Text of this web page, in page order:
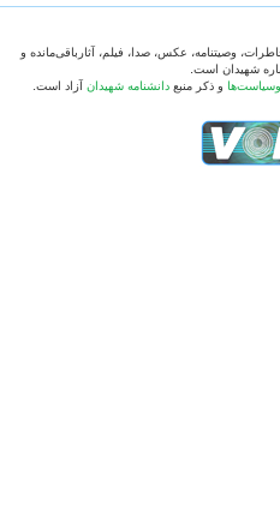
وصیتنامه، عکس، صدا، فیلم، آثارباقی‌مانده و
شهیدان است.
و ذکر منبع دانشنامه شهیدان آزاد است.